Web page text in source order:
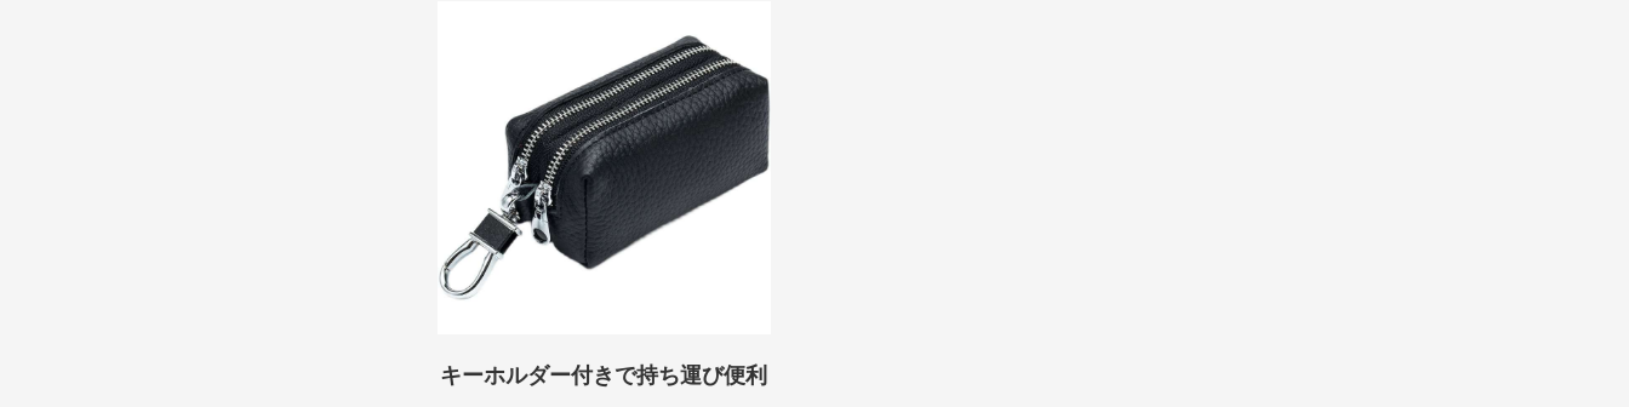
キーホルダー付きで持ち運び便利